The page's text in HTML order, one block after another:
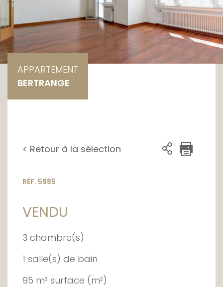
APPARTEMENT
BERTRANGE
< Retour à la sélection
RÉF. 5985
VENDU
3 chambre(s)
1 salle(s) de bain
95 m² surface (m²)